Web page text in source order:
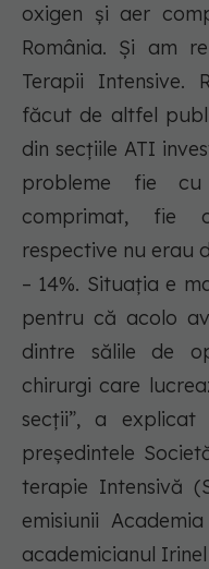
oxigen și aer
România. Și am
Terapii Intensive.
făcut de altfel
din secțiile ATI
probleme fie
comprimat, fie
respective nu erau
– 14%. Situația e
pentru că acolo
dintre sălile de
chirurgi care
secții”, a
președintele
terapie Intensivă
emisiunii
academicianul